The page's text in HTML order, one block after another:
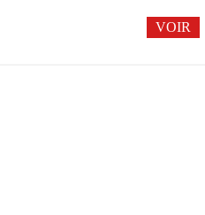
VOIR